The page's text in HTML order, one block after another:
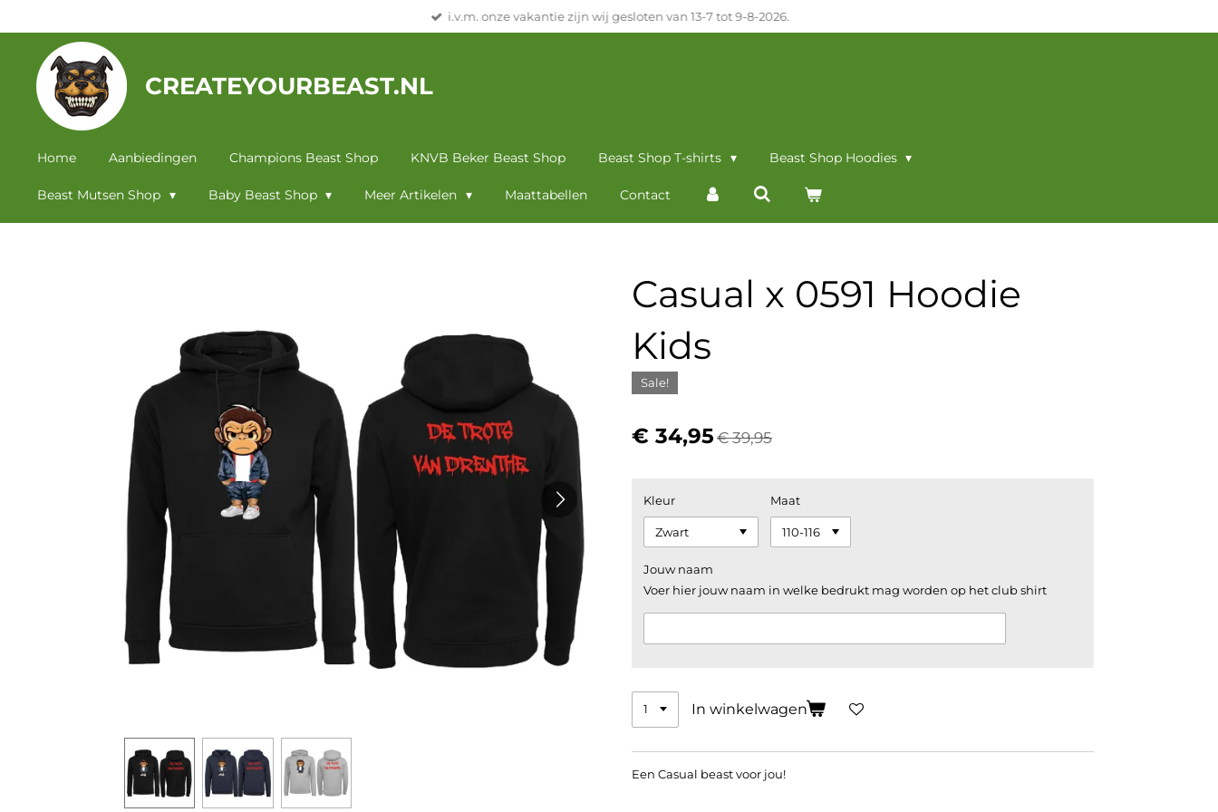
hoofdinhoud
i.v.m. onze vakantie zijn wij gesloten van 13-7 tot 9-8-2026.
CREATEYOURBEAST.NL
Home Aanbiedingen Champions Beast Shop KNVB Beker Beast Shop Beast Shop T-shirts Beast Shop Hoodies
Beast Mutsen Shop Baby Beast Shop Meer Artikelen Maattabellen Contact
Casual x 0591 Hoodie
Kids
Sale!
€ 34,95€ 39,95
Kleur Maat
Jouw naam
Voer hier jouw naam in welke bedrukt mag worden op het club shirt
In winkelwagen
Een Casual beast voor jou!